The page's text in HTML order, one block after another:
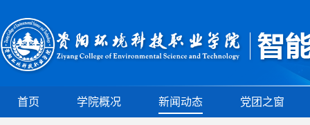
首页 学院概况 新闻动态 党团之窗